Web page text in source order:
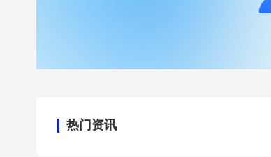
热门资讯